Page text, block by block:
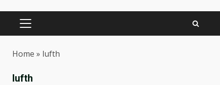
PRIMARY
Home » lufth
lufth